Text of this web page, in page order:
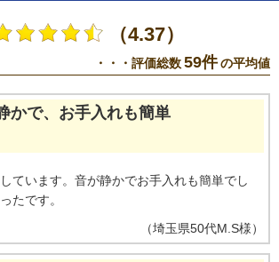
（4.37）
・・・評価総数59件の平均値
かで、お手入れも簡単
ています。音が静かでお手入れも簡単でし
たです。
（埼玉県50代M.S様）